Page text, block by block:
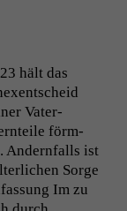
hält das
Vater­
förm­
Andern­falls ist
Sorge
Im zu